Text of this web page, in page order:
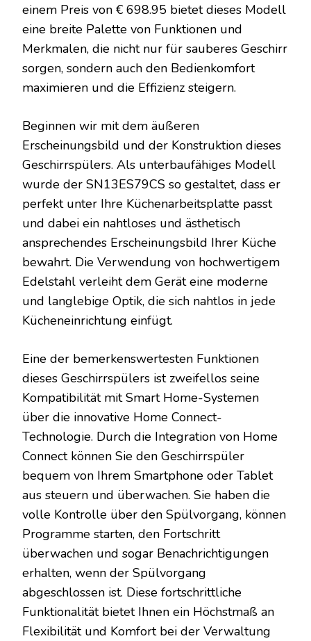
einem Preis von € 698.95 bietet dieses Modell
eine breite Palette von Funktionen und
Merkmalen, die nicht nur für sauberes Geschirr
sorgen, sondern auch den Bedienkomfort
maximieren und die Effizienz steigern.
Beginnen wir mit dem äußeren
Erscheinungsbild und der Konstruktion dieses
Geschirrspülers. Als unterbaufähiges Modell
wurde der SN13ES79CS so gestaltet, dass er
perfekt unter Ihre Küchenarbeitsplatte passt
und dabei ein nahtloses und ästhetisch
ansprechendes Erscheinungsbild Ihrer Küche
bewahrt. Die Verwendung von hochwertigem
Edelstahl verleiht dem Gerät eine moderne
und langlebige Optik, die sich nahtlos in jede
Kücheneinrichtung einfügt.
Eine der bemerkenswertesten Funktionen
dieses Geschirrspülers ist zweifellos seine
Kompatibilität mit Smart Home-Systemen
über die innovative Home Connect-
Technologie. Durch die Integration von Home
Connect können Sie den Geschirrspüler
bequem von Ihrem Smartphone oder Tablet
aus steuern und überwachen. Sie haben die
volle Kontrolle über den Spülvorgang, können
Programme starten, den Fortschritt
überwachen und sogar Benachrichtigungen
erhalten, wenn der Spülvorgang
abgeschlossen ist. Diese fortschrittliche
Funktionalität bietet Ihnen ein Höchstmaß an
Flexibilität und Komfort bei der Verwaltung